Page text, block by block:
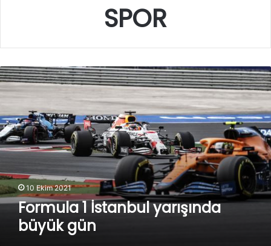
SPOR
Formula
1
İstanbul
yarışında
büyük
gün
10 Ekim 2021
Formula 1 İstanbul yarışında
büyük gün